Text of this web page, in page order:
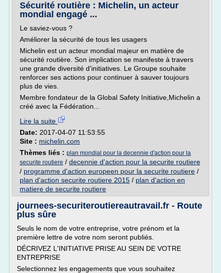
Sécurité routière : Michelin, un acteur
mondial engagé ...
Le saviez-vous ?
Améliorer la sécurité de tous les usagers
Michelin est un acteur mondial majeur en matière de
sécurité routière. Son implication se manifeste à travers
une grande diversité d'initiatives. Le Groupe souhaite
renforcer ses actions pour continuer à sauver toujours
plus de vies.
Membre fondateur de la Global Safety Initiative,Michelin a
créé avec la Fédération...
Lire la suite
Date: 2017-04-07 11:53:55
Site : michelin.com
Thèmes liés : plan mondial pour la decennie d'action pour la
securite routiere / decennie d'action pour la securite routiere
/ programme d'action europeen pour la securite routiere /
plan d'action securite routiere 2015 / plan d'action en
matiere de securite routiere
journees-securiteroutiereautravail.fr - Route
plus sûre
Seuls le nom de votre entreprise, votre prénom et la
première lettre de votre nom seront publiés.
DÉCRIVEZ L'INITIATIVE PRISE AU SEIN DE VOTRE
ENTREPRISE
Selectionnez les engagements que vous souhaitez